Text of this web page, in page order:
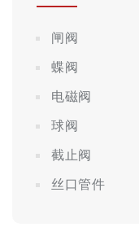
闸阀
蝶阀
电磁阀
球阀
截止阀
丝口管件